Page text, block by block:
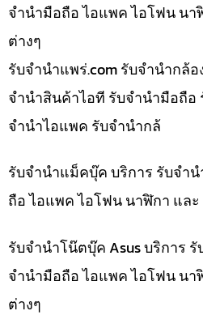
จำนำมือถือ ไอแพค ไอโฟน น
ต่างๆ
รับจํานําแพร่.com รับจำนำกล้
จำนำสินค้าไอที รับจำนำมือถือ
จำนำไอแพค รับจำนำกล้
รับจำนำแม็คบุ๊ค บริการ รับจำ
ถือ ไอแพค ไอโฟน นาฬิกา แล
รับจำนำโน๊ตบุ๊ค Asus บริการ
จำนำมือถือ ไอแพค ไอโฟน น
ต่างๆ